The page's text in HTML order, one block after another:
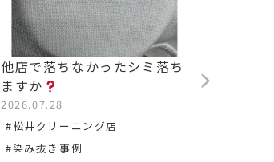
他店で落ちなかったシミ落ち
ますか
2026.07.28
#松井クリーニング店
#染み抜き事例